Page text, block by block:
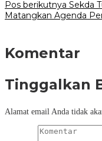
Pos berikutnya Sekda
Matangkan Agenda
Komentar
Tinggalkan
Alamat email Anda tidak